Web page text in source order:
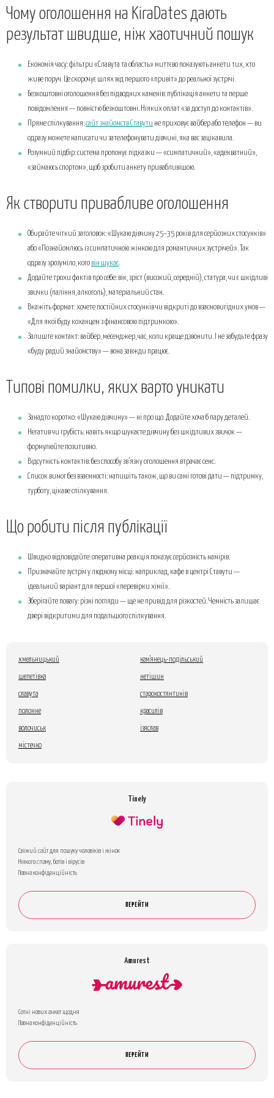
Чому оголошення на KiraDates дають
результат швидше, ніж хаотичний пошук
Економія часу: фільтри «Славута та область» миттєво показують анкети тих, хто
живе поруч. Це скорочує шлях від першого «привіт» до реальної зустрічі.
Безкоштовні оголошення без підводних каменів: публікація анкети та перше
повідомлення — повністю безкоштовні. Ніяких оплат «за доступ до контактів».
Пряме спілкування:сайт знайомств Ставути не приховує вайбер або телефон — ви
одразу можете написати чи зателефонувати дівчині, яка вас зацікавила.
Розумний підбір: система пропонує підказки — «симпатичний», «адекватний»,
«займаюсь спортом», щоб зробити анкету привабливішою.
Як створити привабливе оголошення
Обирайте чіткий заголовок: «Шукаю дівчину 25–35 років для серйозних стосунків»
або «Познайомлюсь із симпатичною жінкою для романтичних зустрічей». Так
одразу зрозуміло, кого він шукає.
Додайте трохи фактів про себе: вік, зріст (високий, середній), статура, чи є шкідливі
звички (паління, алкоголь), матеріальний стан.
Вкажіть формат: хочете постійних стосунків чи відкриті до взаємовигідних умов —
«Для якої буду коханцем з фінансовою підтримкою».
Залиште контакт: вайбер, месенджер, час, коли краще дзвонити. І не забудьте фразу
«буду радий знайомству» — вона завжди працює.
Типові помилки, яких варто уникати
Занадто коротко: «Шукаю дівчину» — ні про що. Додайте хоча б пару деталей.
Негатив чи грубість: навіть якщо шукаєте дівчину без шкідливих звичок —
формулюйте позитивно.
Відсутність контактів: без способу зв’язку оголошення втрачає сенс.
Список вимог без взаємності: напишіть також, що ви самі готові дати — підтримку,
турботу, цікаве спілкування.
Що робити після публікації
Швидко відповідайте: оперативна реакція показує серйозність намірів.
Призначайте зустріч у людному місці: наприклад, кафе в центрі Ставути —
ідеальний варіант для першої «перевірки хімії».
Зберігайте повагу: різні погляди — ще не привід для різкостей. Чемність залишає
двері відкритими для подальшого спілкування.
хмельницький кам'янець-подільський
шепетівка нетішин
славута старокостянтинів
полонне красилів
волочиськ ізяслав
містечко
Tinely
Свіжий сайт для пошуку чоловіків і жінок
Ніякого спаму, ботів і вірусів
Повна конфіденційність
ПЕРЕЙТИ
Amurest
Сотні нових анкет щодня
Повна конфіденційність
ПЕРЕЙТИ